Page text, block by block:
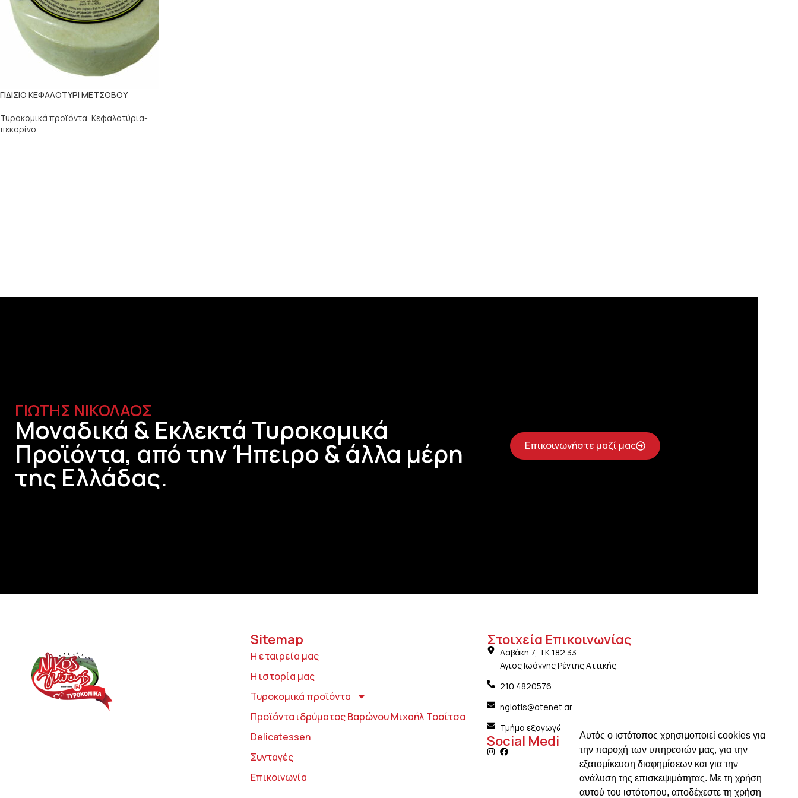
Αυτός ο ιστότοπος χρησιμοποιεί cookies για
την παροχή των υπηρεσιών μας, για την
εξατομίκευση διαφημίσεων και για την
ανάλυση της επισκεψιμότητας. Με τη χρήση
αυτού του ιστότοπου, αποδέχεστε τη χρήση
ΓΙΔΙΣΙΟ ΚΕΦΑΛΟΤΥΡΙ ΜΕΤΣΟΒΟΥ
Τυροκομικά προϊόντα, Κεφαλοτύρια-
πεκορίνο
ΓΙΩΤΗΣ ΝΙΚΟΛΑΟΣ
Μοναδικά & Εκλεκτά Τυροκομικά
Προϊόντα, από την Ήπειρο & άλλα μέρη
της Ελλάδας.
Επικοινωνήστε μαζί μας
Sitemap
Η εταιρεία μας
Η ιστορία μας
Τυροκομικά προϊόντα
Προϊόντα ιδρύματος Βαρώνου Μιχαήλ Τοσίτσα
Delicatessen
Συνταγές
Επικοινωνία
Στοιχεία Επικοινωνίας
Δαβάκη 7, ΤΚ 182 33
Άγιος Ιωάννης Ρέντης Αττικής
210 4820576
ngiotis@otenet.gr
Τμήμα εξαγωγών: ngiotis.ike@gmail.com
Social Media